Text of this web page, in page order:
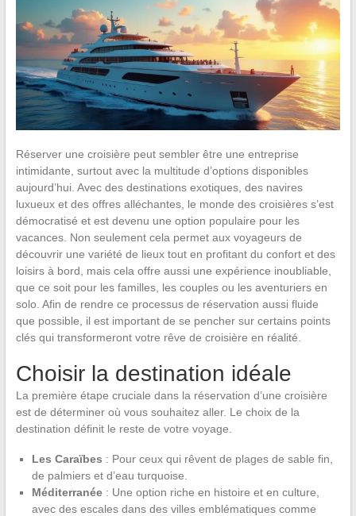
Réserver une croisière peut sembler être une entreprise
intimidante, surtout avec la multitude d’options disponibles
aujourd’hui. Avec des destinations exotiques, des navires
luxueux et des offres alléchantes, le monde des croisières s’est
démocratisé et est devenu une option populaire pour les
vacances. Non seulement cela permet aux voyageurs de
découvrir une variété de lieux tout en profitant du confort et des
loisirs à bord, mais cela offre aussi une expérience inoubliable,
que ce soit pour les familles, les couples ou les aventuriers en
solo. Afin de rendre ce processus de réservation aussi fluide
que possible, il est important de se pencher sur certains points
clés qui transformeront votre rêve de croisière en réalité.
Choisir la destination idéale
La première étape cruciale dans la réservation d’une croisière
est de déterminer où vous souhaitez aller. Le choix de la
destination définit le reste de votre voyage.
Les Caraïbes : Pour ceux qui rêvent de plages de sable fin,
de palmiers et d’eau turquoise.
Méditerranée: Une option riche en histoire et en culture,
avec des escales dans des villes emblématiques comme